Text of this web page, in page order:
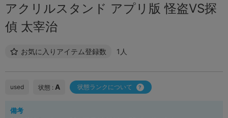
アクリルスタンド アプリ版 怪盗VS探
偵 太宰治
お気に入りアイテム登録数 1人
used 状態 : A 状態ランクについて
備考